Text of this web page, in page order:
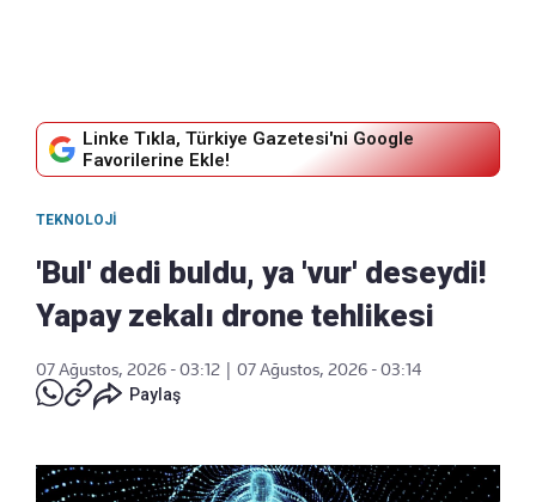
Linke Tıkla, Türkiye Gazetesi'ni Google
Favorilerine Ekle!
TEKNOLOJI
'Bul' dedi buldu, ya 'vur' deseydi!
Yapay zekalı drone tehlikesi
07 Ağustos, 2026 - 03:12
07 Ağustos, 2026 - 03:14
Paylaş